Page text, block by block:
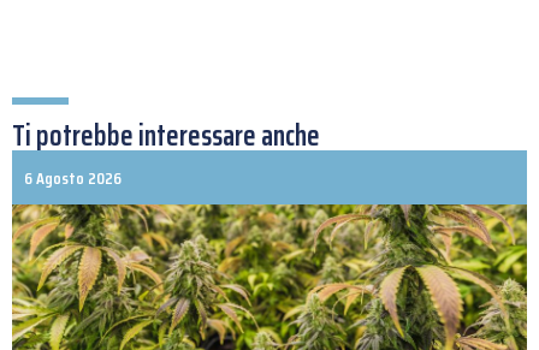
Ti potrebbe interessare anche
6 Agosto 2026